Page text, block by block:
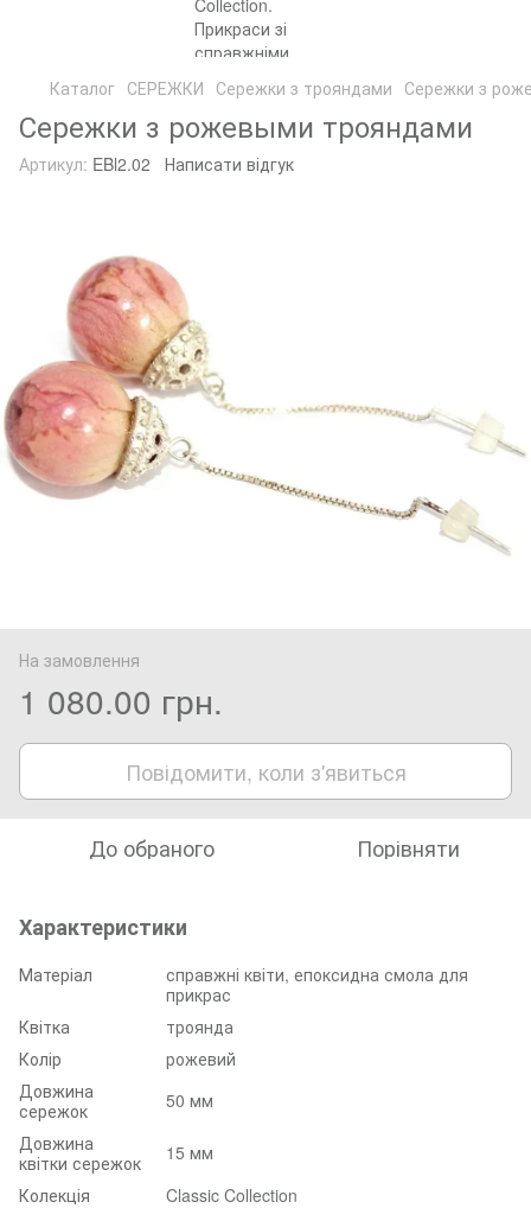
Каталог СЕРЕЖКИ Сережки з трояндами Сережки з
Сережки з рожевыми трояндами
Артикул: EBl2.02 Написати відгук
На замовлення
1 080.00 грн.
Повідомити, коли з'явиться
До обраного Порівняти
Характеристики
Матеріал
справжні квіти, епоксидна смола для
прикрас
Квітка
троянда
Колір
рожевий
Довжина
сережок
50 мм
Довжина
квітки сережок
15 мм
Колекція
Classic Collection